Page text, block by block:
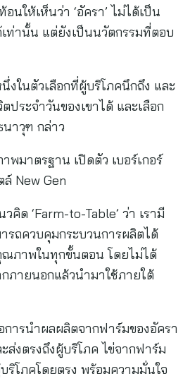
นให้เห็นว่า ‘อัครา’ ไม่ได้เป็น
ท่านั้น แต่ยังเป็นนวัตกรรมที่ตอบ
งในตัวเลือกที่ผู้บริโภคนึกถึง และ
ประจำวันของเขาได้ และเลือก
าวุฑ กล่าว
พมาตรฐาน เปิดตัว เบอร์เกอร์
New Gen
คิด ‘Farm-to-Table’ ว่า เรามี
รถควบคุมกระบวนการผลิตได้
ภาพในทุกขั้นตอน โดยไม่ได้
ภายนอกแล้วนำมาใช้ภายใต้
การนำผลผลิตจากฟาร์มของอัครา
งตรงถึงผู้บริโภค ไข่จากฟาร์ม
ริโภคโดยตรง พร้อมความมั่นใจ